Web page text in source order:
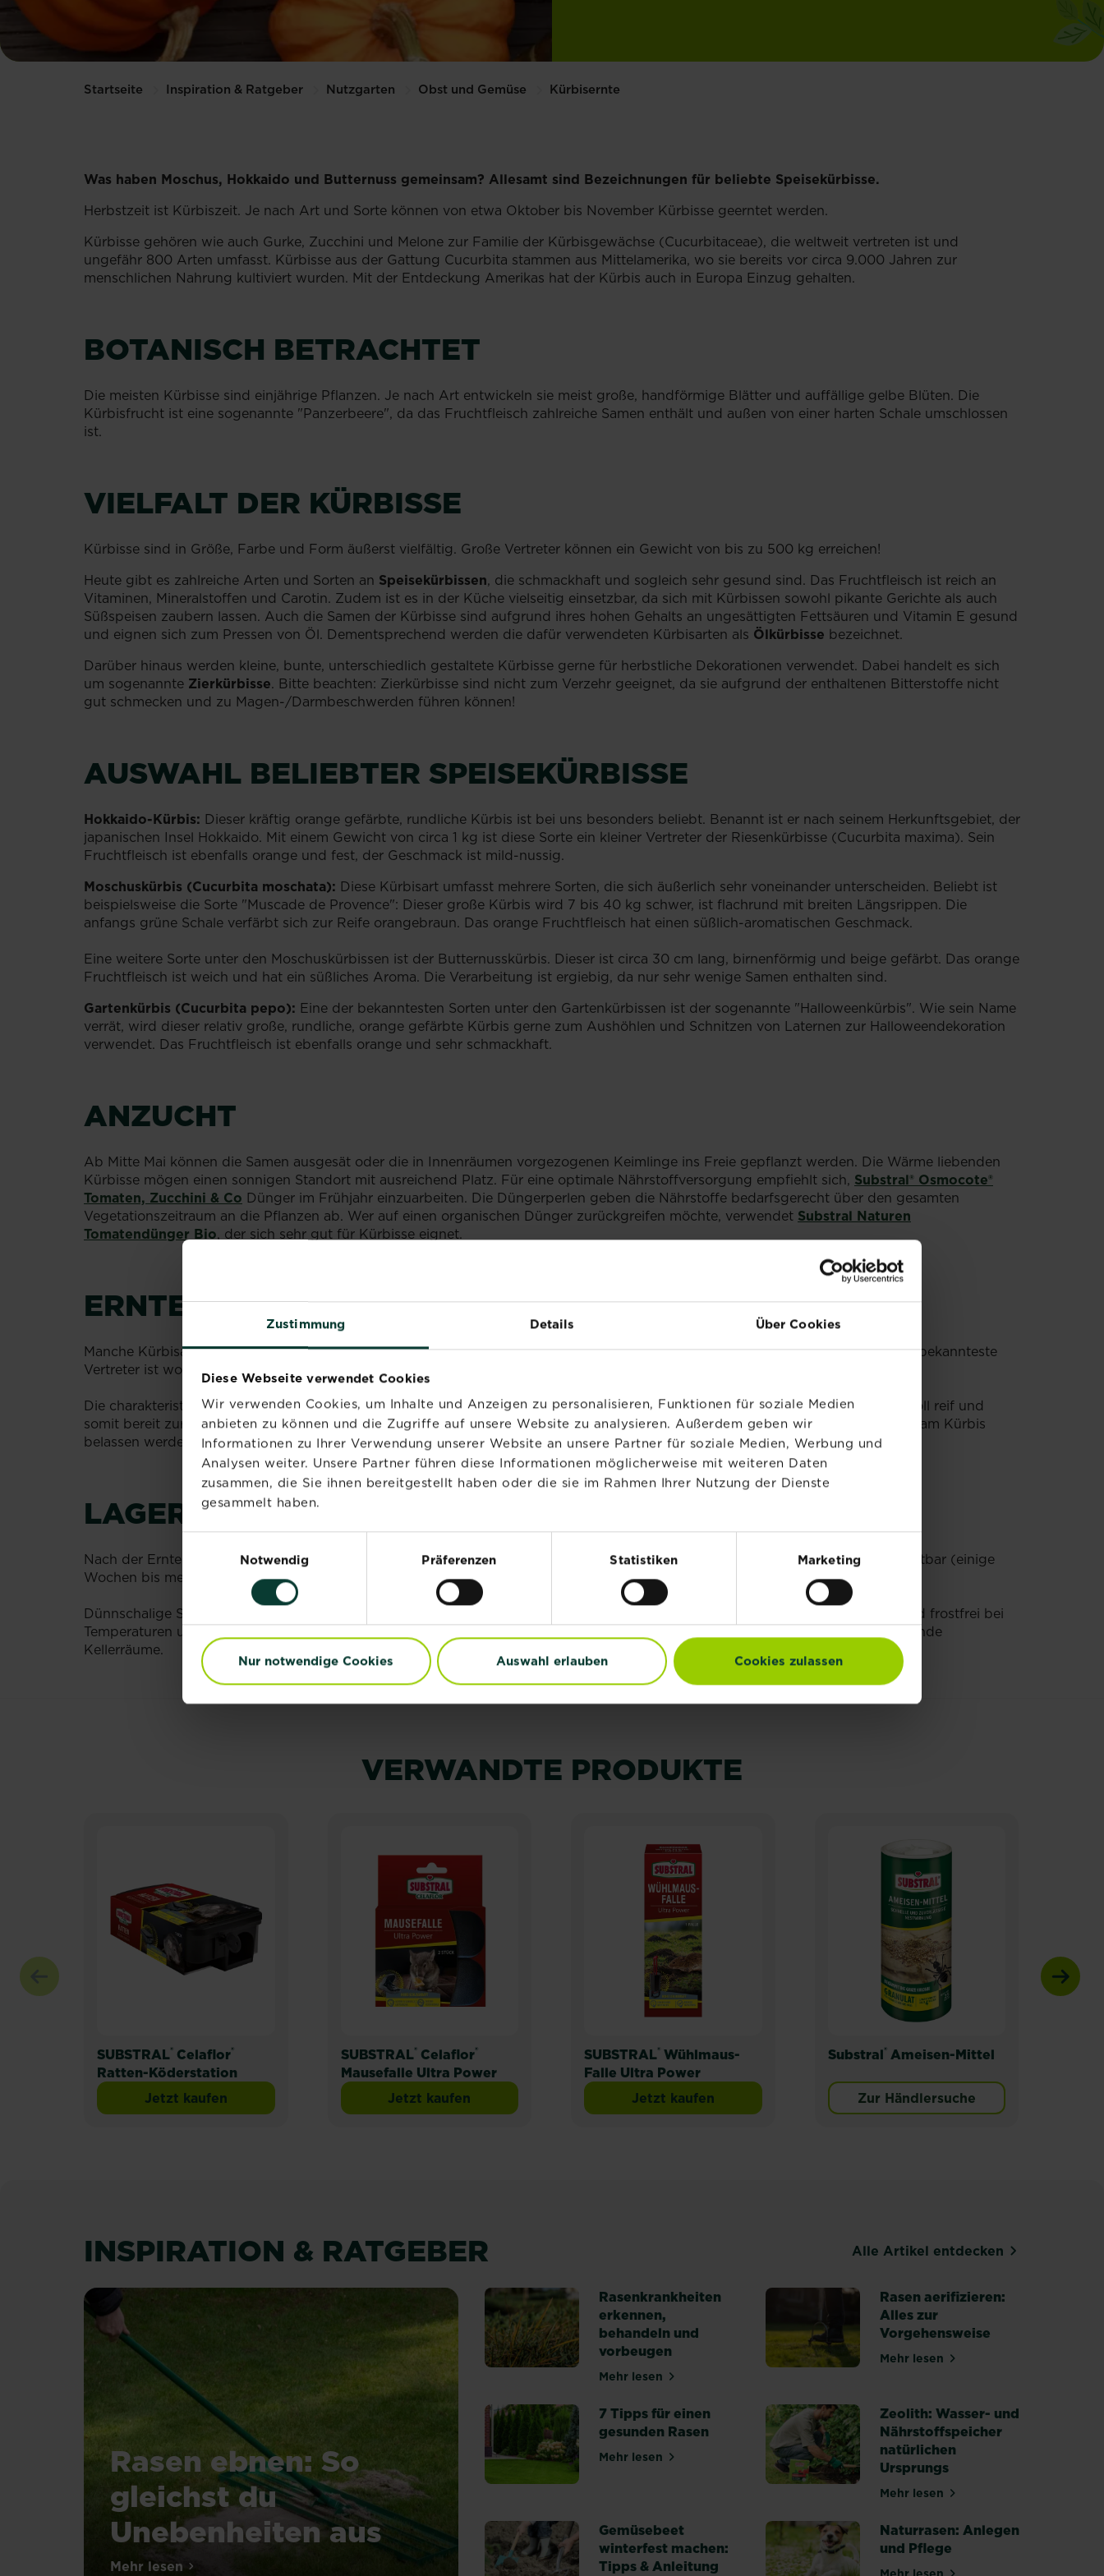
Zustimmung Details Über Cookies
Diese Webseite verwendet Cookies
Wir verwenden Cookies, um Inhalte und Anzeigen zu personalisieren, Funktionen für soziale Medien
anbieten zu können und die Zugriffe auf unsere Website zu analysieren. Außerdem geben wir
Informationen zu Ihrer Verwendung unserer Website an unsere Partner für soziale Medien, Werbung und
Analysen weiter. Unsere Partner führen diese Informationen möglicherweise mit weiteren Daten
zusammen, die Sie ihnen bereitgestellt haben oder die sie im Rahmen Ihrer Nutzung der Dienste
gesammelt haben.
Notwendig
Präferenzen Statistiken Marketing
Nur notwendige Cookies Auswahl erlauben Cookies zulassen
Startseite Inspiration & Ratgeber Nutzgarten Obst und Gemüse Kürbisernte
Was haben Moschus, Hokkaido und Butternuss gemeinsam? Allesamt sind Bezeichnungen für beliebte Speisekürbisse.
Herbstzeit ist Kürbiszeit. Je nach Art und Sorte können von etwa Oktober bis November Kürbisse geerntet werden.
Kürbisse gehören wie auch Gurke, Zucchini und Melone zur Familie der Kürbisgewächse (Cucurbitaceae), die weltweit vertreten ist und
ungefähr 800 Arten umfasst. Kürbisse aus der Gattung Cucurbita stammen aus Mittelamerika, wo sie bereits vor circa 9.000 Jahren zur
menschlichen Nahrung kultiviert wurden. Mit der Entdeckung Amerikas hat der Kürbis auch in Europa Einzug gehalten.
BOTANISCH BETRACHTET
Die meisten Kürbisse sind einjährige Pflanzen. Je nach Art entwickeln sie meist große, handförmige Blätter und auffällige gelbe Blüten. Die
Kürbisfrucht ist eine sogenannte "Panzerbeere", da das Fruchtfleisch zahlreiche Samen enthält und außen von einer harten Schale umschlossen
ist.
VIELFALT DER KÜRBISSE
Kürbisse sind in Größe, Farbe und Form äußerst vielfältig. Große Vertreter können ein Gewicht von bis zu 500 kg erreichen!
Heute gibt es zahlreiche Arten und Sorten an Speisekürbissen, die schmackhaft und sogleich sehr gesund sind. Das Fruchtfleisch ist reich an
Vitaminen, Mineralstoffen und Carotin. Zudem ist es in der Küche vielseitig einsetzbar, da sich mit Kürbissen sowohl pikante Gerichte als auch
Süßspeisen zaubern lassen. Auch die Samen der Kürbisse sind aufgrund ihres hohen Gehalts an ungesättigten Fettsäuren und Vitamin E gesund
und eignen sich zum Pressen von Öl. Dementsprechend werden die dafür verwendeten Kürbisarten als Ölkürbisse bezeichnet.
Darüber hinaus werden kleine, bunte, unterschiedlich gestaltete Kürbisse gerne für herbstliche Dekorationen verwendet. Dabei handelt es sich
um sogenannte Zierkürbisse. Bitte beachten: Zierkürbisse sind nicht zum Verzehr geeignet, da sie aufgrund der enthaltenen Bitterstoffe nicht
gut schmecken und zu Magen-/Darmbeschwerden führen können!
AUSWAHL BELIEBTER SPEISEKÜRBISSE
Hokkaido-Kürbis: Dieser kräftig orange gefärbte, rundliche Kürbis ist bei uns besonders beliebt. Benannt ist er nach seinem Herkunftsgebiet, der
japanischen Insel Hokkaido. Mit einem Gewicht von circa 1 kg ist diese Sorte ein kleiner Vertreter der Riesenkürbisse (Cucurbita maxima). Sein
Fruchtfleisch ist ebenfalls orange und fest, der Geschmack ist mild-nussig.
Moschuskürbis (Cucurbita moschata): Diese Kürbisart umfasst mehrere Sorten, die sich äußerlich sehr voneinander unterscheiden. Beliebt ist
beispielsweise die Sorte "Muscade de Provence": Dieser große Kürbis wird 7 bis 40 kg schwer, ist flachrund mit breiten Längsrippen. Die
anfangs grüne Schale verfärbt sich zur Reife orangebraun. Das orange Fruchtfleisch hat einen süßlich-aromatischen Geschmack.
Eine weitere Sorte unter den Moschuskürbissen ist der Butternusskürbis. Dieser ist circa 30 cm lang, birnenförmig und beige gefärbt. Das orange
Fruchtfleisch ist weich und hat ein süßliches Aroma. Die Verarbeitung ist ergiebig, da nur sehr wenige Samen enthalten sind.
Gartenkürbis (Cucurbita pepo): Eine der bekanntesten Sorten unter den Gartenkürbissen ist der sogenannte "Halloweenkürbis". Wie sein Name
verrät, wird dieser relativ große, rundliche, orange gefärbte Kürbis gerne zum Aushöhlen und Schnitzen von Laternen zur Halloweendekoration
verwendet. Das Fruchtfleisch ist ebenfalls orange und sehr schmackhaft.
ANZUCHT
Ab Mitte Mai können die Samen ausgesät oder die in Innenräumen vorgezogenen Keimlinge ins Freie gepflanzt werden. Die Wärme liebenden
Kürbisse mögen einen sonnigen Standort mit ausreichend Platz. Für eine optimale Nährstoffversorgung empfiehlt sich, Substral® Osmocote®
Tomaten, Zucchini & Co Dünger im Frühjahr einzuarbeiten. Die Düngerperlen geben die Nährstoffe bedarfsgerecht über den gesamten
Vegetationszeitraum an die Pflanzen ab. Wer auf einen organischen Dünger zurückgreifen möchte, verwendet Substral Naturen
Tomatendünger Bio, der sich sehr gut für Kürbisse eignet.
ERNTE
Manche Kürbisarten können bereits im Sommer geerntet werden und werden dementsprechend "Sommerkürbisse" genannt. Der bekannteste
Vertreter ist wohl die Zucchini. Sommerkürbisse zeichnen sich durch eine dünne Schale und meist milden Geschmack aus.
Die charakteristischen Speisekürbisse wie Hokkaido sind "Winterkürbisse", die im Herbst reif werden. Unser Tipp: Der Kürbis ist voll reif und
somit bereit zur Ernte, wenn er beim Klopfen hohl klingt. Außerdem sollte der Stiel hart, trocken und verholzt sein. Der Stiel sollte am Kürbis
belassen werden, damit keine Schaderreger eindringen und die Frucht möglichst lange haltbar bleibt.
LAGERUNG
Nach der Ernte sollte noch anhaftende Erde abgewischt werden. Generell gilt: Je dicker die Schale, desto länger ist der Kürbis haltbar (einige
Wochen bis mehrere Monate).
Dünnschalige Sommerkürbisse werden am besten im Gemüsefach des Kühlschrankes gelagert. Winterkürbisse sollten trocken und frostfrei bei
Temperaturen um circa 10 °C gelagert werden. Eine gute Belüftung ist ebenfalls wichtig. Geeignet sind beispielsweise entsprechende
Kellerräume.
VERWANDTE PRODUKTE
SUBSTRAL® Celaflor®
Ratten-Köderstation
Jetzt kaufenSUBSTRAL® Celaflor® Ratten-Köderstation
SUBSTRAL® Celaflor®
Mausefalle Ultra Power
Jetzt kaufenSUBSTRAL® Celaflor® Mausefalle Ultra Power
SUBSTRAL® Wühlmaus-
Falle Ultra Power
Jetzt kaufenSUBSTRAL® Wühlmaus-Falle Ultra Power
Substral® Ameisen-Mittel
Zur Händlersuche
INSPIRATION & RATGEBER Alle Artikel entdecken
Rasen ebnen: So
gleichst du
Unebenheiten aus
Mehr lesen
Rasenkrankheiten
erkennen,
behandeln und
vorbeugen
Mehr lesenüber Rasenkrankheiten erkennen, behandeln und vorbeugen
Rasen aerifizieren:
Alles zur
Vorgehensweise
Mehr lesenüber Rasen aerifizieren: Alles
7 Tipps für einen
gesunden Rasen
Mehr lesenüber 7 Tipps für einen gesunden Rasen
Zeolith: Wasser- und
Nährstoffspeicher
natürlichen
Ursprungs
Mehr lesenüber Zeolith: Wasser- und
Gemüsebeet
winterfest machen:
Tipps & Anleitung
Naturrasen: Anlegen
und Pflege